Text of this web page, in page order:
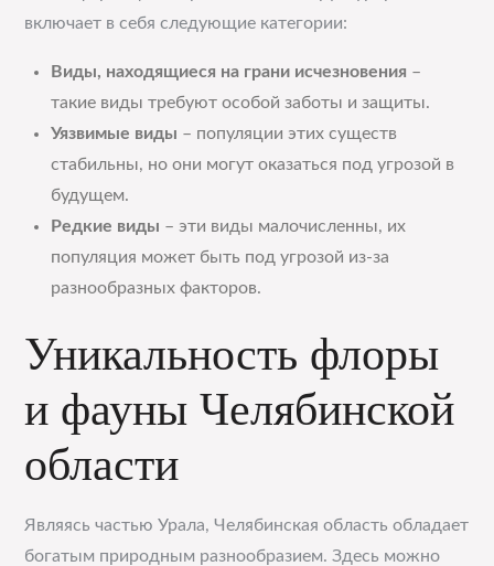
включает в себя следующие категории:
Виды, находящиеся на грани исчезновения –
такие виды требуют особой заботы и защиты.
Уязвимые виды – популяции этих существ
стабильны, но они могут оказаться под угрозой в
будущем.
Редкие виды – эти виды малочисленны, их
популяция может быть под угрозой из-за
разнообразных факторов.
Уникальность флоры
и фауны Челябинской
области
Являясь частью Урала, Челябинская область обладает
богатым природным разнообразием. Здесь можно